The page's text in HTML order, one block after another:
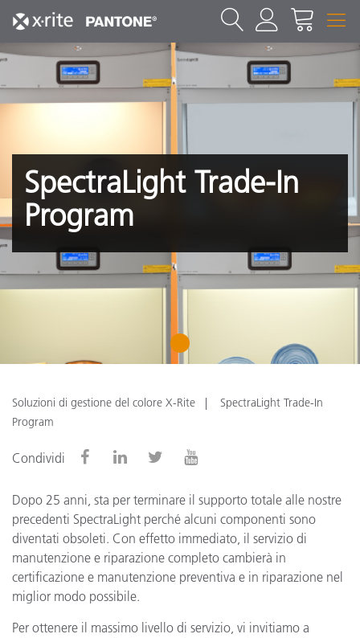
SpectraLight Trade-In
Program
1
Soluzioni di gestione del colore X-Rite
SpectraLight Trade-In
Program
Condividi
Dopo 25 anni, sta per terminare il supporto totale alle nostre
precedenti SpectraLight perché alcuni componenti sono
diventati obsoleti. Con effetto immediato, il servizio di
manutenzione e riparazione completo cambierà in
certificazione e manutenzione preventiva e in riparazione nel
miglior modo possibile.
Per ottenere il massimo livello di servizio, vi invitiamo a